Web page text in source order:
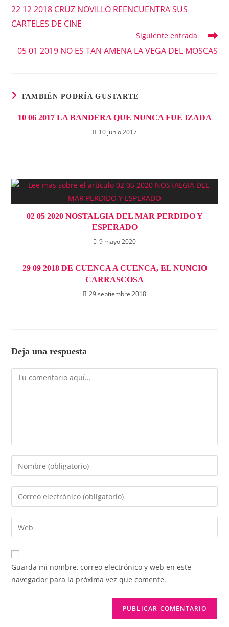
artículos
22 12 2018 CRUZ NOVILLO REENCUENTRA SUS
CARTELES DE CINE
Siguiente entrada
05 01 2019 NO ES TAN AMENA LA VEGA DEL MOSCAS
TAMBIÉN PODRÍA GUSTARTE
10 06 2017 LA BANDERA QUE NUNCA FUE IZADA
10 junio 2017
02 05 2020 NOSTALGIA DEL MAR PERDIDO Y
ESPERADO
9 mayo 2020
29 09 2018 DE CUENCA A CUENCA, EL NUNCIO
CARRASCOSA
29 septiembre 2018
Deja una respuesta
Comentario
Introduce
tu
nombre
de
usuario
para
comentar
Introduce
tu
dirección
de
electrónico
para
comentar
Introduce
la
URL
de
Guarda mi nombre, correo electrónico y web en este
navegador para la próxima vez que comente.